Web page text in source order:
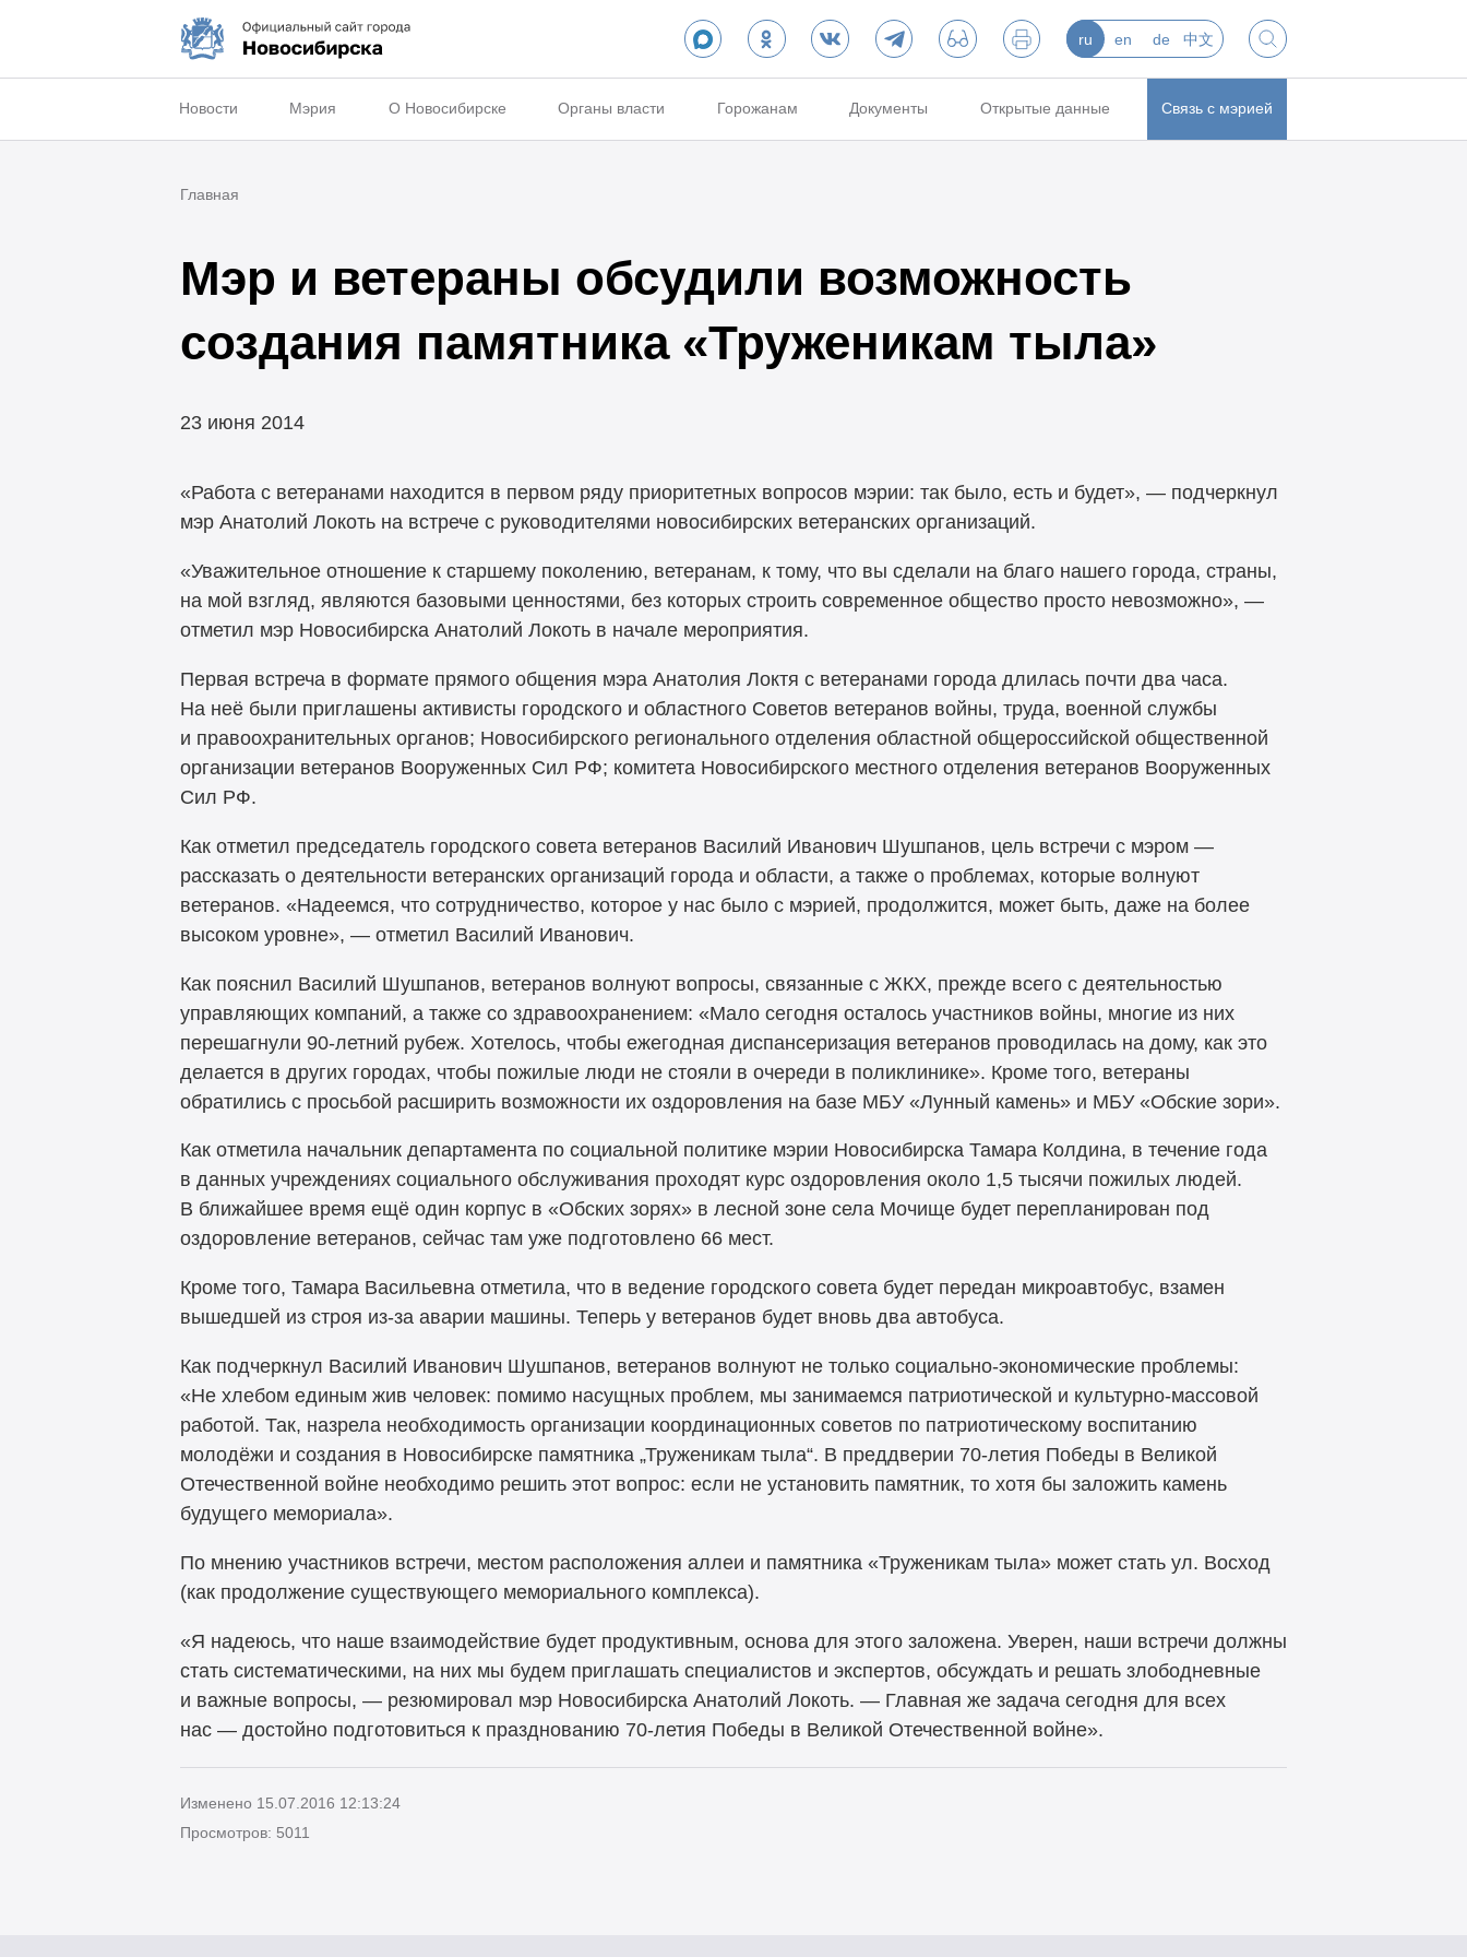
ru en de 中文
Новости Мэрия О Новосибирске Органы власти Горожанам Документы Открытые данные Связь с мэрией
Главная
Мэр и ветераны обсудили возможность
создания памятника «Труженикам тыла»
23 июня 2014
«Работа с ветеранами находится в первом ряду приоритетных вопросов мэрии: так было, есть и будет», — подчеркнул
мэр Анатолий Локоть на встрече с руководителями новосибирских ветеранских организаций.
«Уважительное отношение к старшему поколению, ветеранам, к тому, что вы сделали на благо нашего города, страны,
на мой взгляд, являются базовыми ценностями, без которых строить современное общество просто невозможно», —
отметил мэр Новосибирска Анатолий Локоть в начале мероприятия.
Первая встреча в формате прямого общения мэра Анатолия Локтя с ветеранами города длилась почти два часа.
На неё были приглашены активисты городского и областного Советов ветеранов войны, труда, военной службы
и правоохранительных органов; Новосибирского регионального отделения областной общероссийской общественной
организации ветеранов Вооруженных Сил РФ; комитета Новосибирского местного отделения ветеранов Вооруженных
Сил РФ.
Как отметил председатель городского совета ветеранов Василий Иванович Шушпанов, цель встречи с мэром —
рассказать о деятельности ветеранских организаций города и области, а также о проблемах, которые волнуют
ветеранов. «Надеемся, что сотрудничество, которое у нас было с мэрией, продолжится, может быть, даже на более
высоком уровне», — отметил Василий Иванович.
Как пояснил Василий Шушпанов, ветеранов волнуют вопросы, связанные с ЖКХ, прежде всего с деятельностью
управляющих компаний, а также со здравоохранением: «Мало сегодня осталось участников войны, многие из них
перешагнули 90-летний рубеж. Хотелось, чтобы ежегодная диспансеризация ветеранов проводилась на дому, как это
делается в других городах, чтобы пожилые люди не стояли в очереди в поликлинике». Кроме того, ветераны
обратились с просьбой расширить возможности их оздоровления на базе МБУ «Лунный камень» и МБУ «Обские зори».
Как отметила начальник департамента по социальной политике мэрии Новосибирска Тамара Колдина, в течение года
в данных учреждениях социального обслуживания проходят курс оздоровления около 1,5 тысячи пожилых людей.
В ближайшее время ещё один корпус в «Обских зорях» в лесной зоне села Мочище будет перепланирован под
оздоровление ветеранов, сейчас там уже подготовлено 66 мест.
Кроме того, Тамара Васильевна отметила, что в ведение городского совета будет передан микроавтобус, взамен
вышедшей из строя из-за аварии машины. Теперь у ветеранов будет вновь два автобуса.
Как подчеркнул Василий Иванович Шушпанов, ветеранов волнуют не только социально-экономические проблемы:
«Не хлебом единым жив человек: помимо насущных проблем, мы занимаемся патриотической и культурно-массовой
работой. Так, назрела необходимость организации координационных советов по патриотическому воспитанию
молодёжи и создания в Новосибирске памятника „Труженикам тыла“. В преддверии 70-летия Победы в Великой
Отечественной войне необходимо решить этот вопрос: если не установить памятник, то хотя бы заложить камень
будущего мемориала».
По мнению участников встречи, местом расположения аллеи и памятника «Труженикам тыла» может стать ул. Восход
(как продолжение существующего мемориального комплекса).
«Я надеюсь, что наше взаимодействие будет продуктивным, основа для этого заложена. Уверен, наши встречи должны
стать систематическими, на них мы будем приглашать специалистов и экспертов, обсуждать и решать злободневные
и важные вопросы, — резюмировал мэр Новосибирска Анатолий Локоть. — Главная же задача сегодня для всех
нас — достойно подготовиться к празднованию 70-летия Победы в Великой Отечественной войне».
Изменено 15.07.2016 12:13:24
Просмотров: 5011